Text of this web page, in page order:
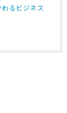
わるビジネス